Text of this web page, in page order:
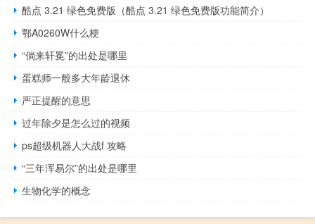
酷点 3.21 绿色免费版（酷点 3.21 绿色免费版功能简介）
鄂A0260W什么梗
“倘来轩冕”的出处是哪里
蛋糕师一般多大年龄退休
严正提醒的意思
过年除夕是怎么过的视频
ps超级机器人大战f 攻略
“三年浑易尔”的出处是哪里
生物化学的概念